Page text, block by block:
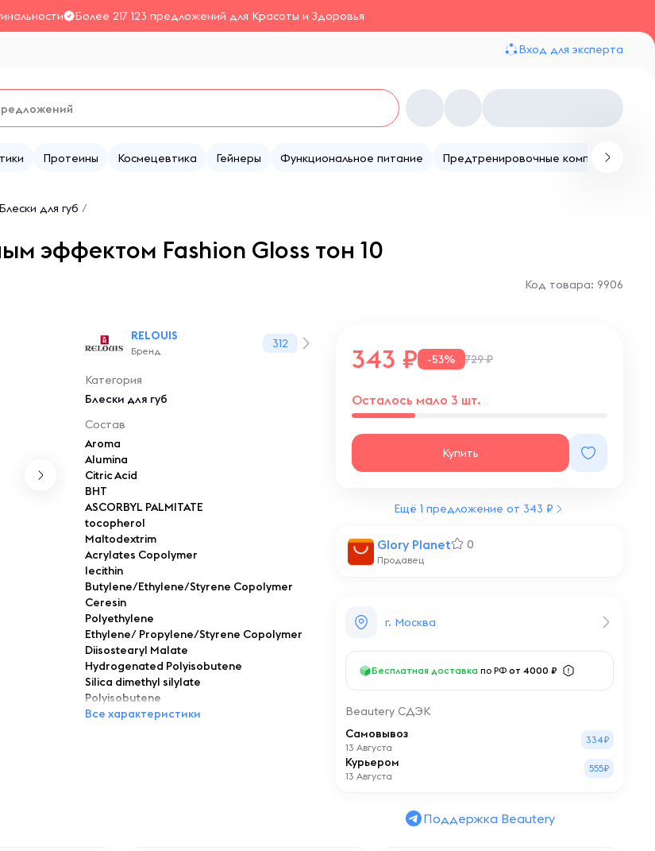
Более 217 123 предложений для Красоты и Здоровья
Вход для эксперта
Протеины Космецевтика Гейнеры Функциональное питание Предтренировочные комплексы
Блески для губ /
эффектом Fashion Gloss тон 10
Код товара: 9906
RELOUIS
Бренд
312
Категория
Блески для губ
Состав
Aroma
Alumina
Citric Acid
BHT
ASCORBYL PALMITATE
tocopherol
Maltodextrim
Acrylates Copolymer
lecithin
Butylene/Ethylene/Styrene Copolymer
Ceresin
Polyethylene
Ethylene/ Propylene/Styrene Copolymer
Diisostearyl Malate
Hydrogenated Polyisobutene
Silica dimethyl silylate
Polyisobutene
octyldodecanol
Все характеристики
Glory Planet 0
Продавец
343 -53% 729 ₽
Осталось мало 3 шт.
Купить
г. Москва
Бесплатная доставка по РФ от 4000 ₽
Beautery СДЭК
Самовывоз
13 Августа
334₽
Курьером
13 Августа
555₽
Ещё 1 предложение от 343 ₽
Поддержка Beautery